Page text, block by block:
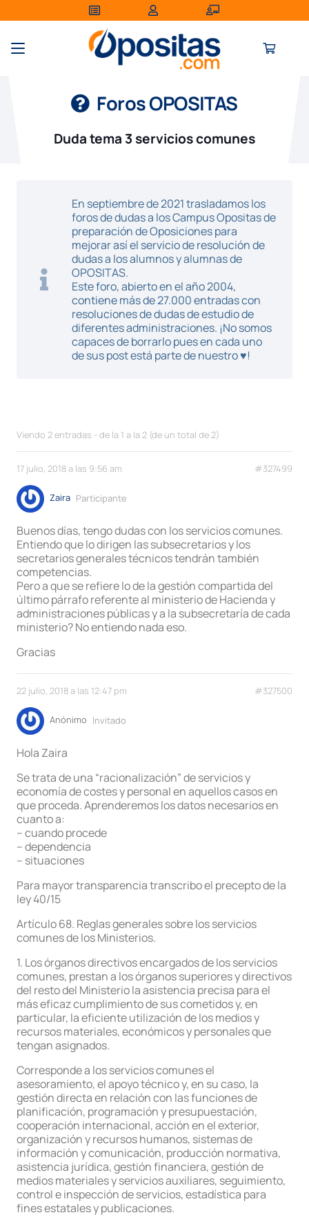
Foros OPOSITAS
Duda tema 3 servicios comunes
En septiembre de 2021 trasladamos los
foros de dudas a los Campus Opositas de
preparación de Oposiciones para
mejorar así el servicio de resolución de
dudas a los alumnos y alumnas de
OPOSITAS.
Este foro, abierto en el año 2004,
contiene más de 27.000 entradas con
resoluciones de dudas de estudio de
diferentes administraciones. ¡No somos
capaces de borrarlo pues en cada uno
de sus post está parte de nuestro ♥!
Viendo 2 entradas - de la 1 a la 2 (de un total de 2)
17 julio, 2018 a las 9:56 am #327499
Zaira Participante
Buenos días, tengo dudas con los servicios comunes.
Entiendo que lo dirigen las subsecretarios y los
secretarios generales técnicos tendrán también
competencias.
Pero a que se refiere lo de la gestión compartida del
último párrafo referente al ministerio de Hacienda y
administraciones públicas y a la subsecretaría de cada
ministerio? No entiendo nada eso.
Gracias
22 julio, 2018 a las 12:47 pm #327500
Anónimo Invitado
Hola Zaira
Se trata de una “racionalización” de servicios y
economía de costes y personal en aquellos casos en
que proceda. Aprenderemos los datos necesarios en
cuanto a:
– cuando procede
– dependencia
– situaciones
Para mayor transparencia transcribo el precepto de la
ley 40/15
Artículo 68. Reglas generales sobre los servicios
comunes de los Ministerios.
1. Los órganos directivos encargados de los servicios
comunes, prestan a los órganos superiores y directivos
del resto del Ministerio la asistencia precisa para el
más eficaz cumplimiento de sus cometidos y, en
particular, la eficiente utilización de los medios y
recursos materiales, económicos y personales que
tengan asignados.
Corresponde a los servicios comunes el
asesoramiento, el apoyo técnico y, en su caso, la
gestión directa en relación con las funciones de
planificación, programación y presupuestación,
cooperación internacional, acción en el exterior,
organización y recursos humanos, sistemas de
información y comunicación, producción normativa,
asistencia jurídica, gestión financiera, gestión de
medios materiales y servicios auxiliares, seguimiento,
control e inspección de servicios, estadística para
fines estatales y publicaciones.